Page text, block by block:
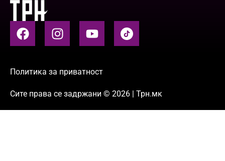
Политика за приватност
Сите права се задржани © 2026 | Трн.мк